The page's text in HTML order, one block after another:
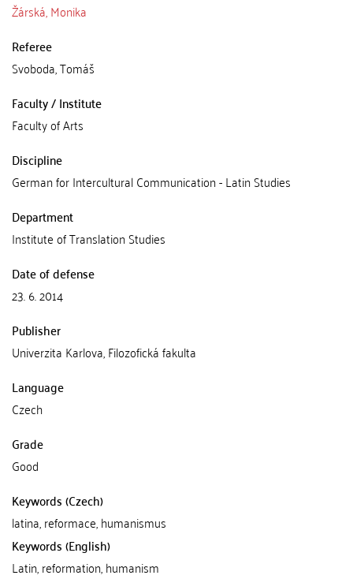
Žárská, Monika
Referee
Svoboda, Tomáš
Faculty / Institute
Faculty of Arts
Discipline
German for Intercultural Communication - Latin Studies
Department
Institute of Translation Studies
Date of defense
23. 6. 2014
Publisher
Univerzita Karlova, Filozofická fakulta
Language
Czech
Grade
Good
Keywords (Czech)
latina, reformace, humanismus
Keywords (English)
Latin, reformation, humanism